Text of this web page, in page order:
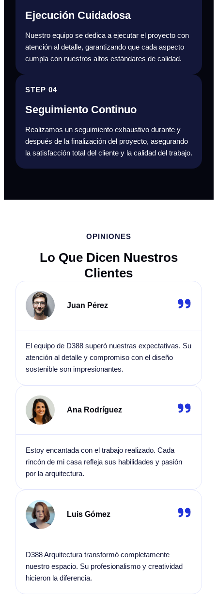
Ejecución Cuidadosa
Nuestro equipo se dedica a ejecutar el proyecto con
atención al detalle, garantizando que cada aspecto
cumpla con nuestros altos estándares de calidad.
STEP 04
Seguimiento Continuo
Realizamos un seguimiento exhaustivo durante y
después de la finalización del proyecto, asegurando
la satisfacción total del cliente y la calidad del trabajo.
OPINIONES
Lo Que Dicen Nuestros
Clientes
Juan Pérez
El equipo de D388 superó nuestras expectativas. Su
atención al detalle y compromiso con el diseño
sostenible son impresionantes.
Ana Rodríguez
Estoy encantada con el trabajo realizado. Cada
rincón de mi casa refleja sus habilidades y pasión
por la arquitectura.
Luis Gómez
D388 Arquitectura transformó completamente
nuestro espacio. Su profesionalismo y creatividad
hicieron la diferencia.